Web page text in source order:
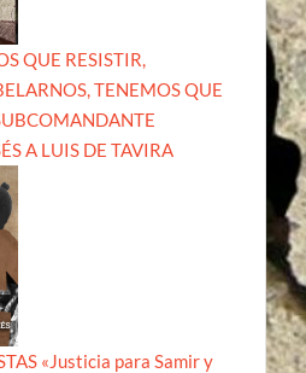
QUE RESISTIR,
TENEMOS QUE
A LUIS DE TAVIRA
«Justicia para Samir y